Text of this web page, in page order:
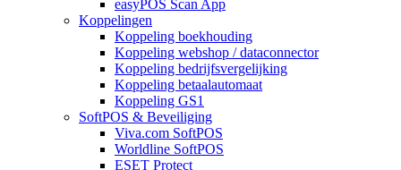
easyPOS Scan App
Koppelingen
Koppeling boekhouding
Koppeling webshop / dataconnector
Koppeling bedrijfsvergelijking
Koppeling betaalautomaat
Koppeling GS1
SoftPOS & Beveiliging
Viva.com SoftPOS
Worldline SoftPOS
ESET Protect